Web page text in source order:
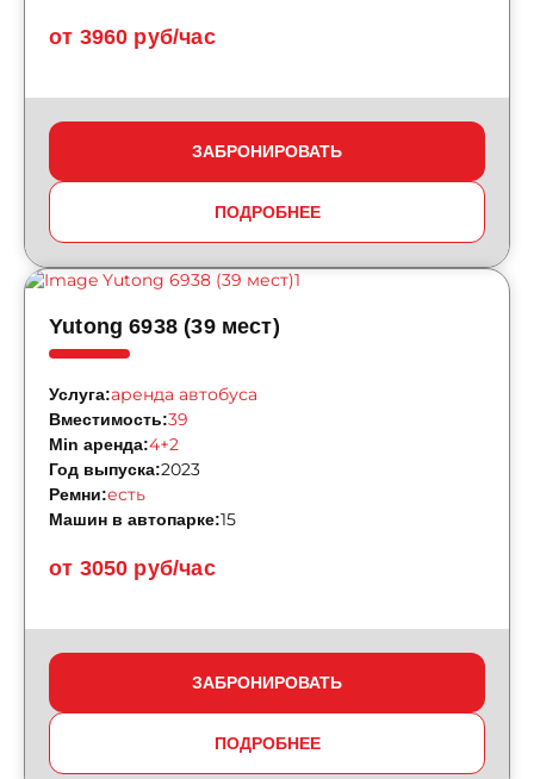
от 3960 руб/час
ЗАБРОНИРОВАТЬ
ПОДРОБНЕЕ
Yutong 6938 (39 мест)
от 3050 руб/час
Услуга:аренда автобуса
Вместимость:39
Min аренда:4+2
Год выпуска:2023
Ремни:есть
Машин в автопарке:15
ЗАБРОНИРОВАТЬ
ПОДРОБНЕЕ